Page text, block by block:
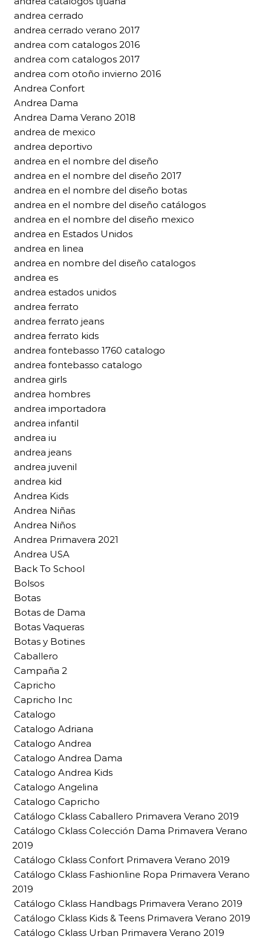
andrea cerrado
andrea cerrado verano 2017
andrea com catalogos 2016
andrea com catalogos 2017
andrea com otoño invierno 2016
Andrea Confort
Andrea Dama
Andrea Dama Verano 2018
andrea de mexico
andrea deportivo
andrea en el nombre del diseño
andrea en el nombre del diseño 2017
andrea en el nombre del diseño botas
andrea en el nombre del diseño catálogos
andrea en el nombre del diseño mexico
andrea en Estados Unidos
andrea en linea
andrea en nombre del diseño catalogos
andrea es
andrea estados unidos
andrea ferrato
andrea ferrato jeans
andrea ferrato kids
andrea fontebasso 1760 catalogo
andrea fontebasso catalogo
andrea girls
andrea hombres
andrea importadora
andrea infantil
andrea iu
andrea jeans
andrea juvenil
andrea kid
Andrea Kids
Andrea Niñas
Andrea Niños
Andrea Primavera 2021
Andrea USA
Back To School
Bolsos
Botas
Botas de Dama
Botas Vaqueras
Botas y Botines
Caballero
Campaña 2
Capricho
Capricho Inc
Catalogo
Catalogo Adriana
Catalogo Andrea
Catalogo Andrea Dama
Catalogo Andrea Kids
Catalogo Angelina
Catalogo Capricho
Catálogo Cklass Caballero Primavera Verano 2019
Catálogo Cklass Colección Dama Primavera Verano
2019
Catálogo Cklass Confort Primavera Verano 2019
Catálogo Cklass Fashionline Ropa Primavera Verano
2019
Catálogo Cklass Handbags Primavera Verano 2019
Catálogo Cklass Kids & Teens Primavera Verano 2019
Catálogo Cklass Urban Primavera Verano 2019